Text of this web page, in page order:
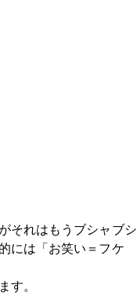
それはもうブシャブシ
には「お笑い＝フケ
す。